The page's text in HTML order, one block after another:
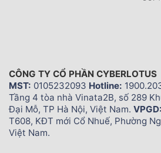
CÔNG TY CỔ PHẦN CYBERLOTUS
MST: 0105232093 Hotline:
Tầng 4 tòa nhà Vinata2B, số 289
Đại Mỗ, TP Hà Nội, Việt Nam. VPGD:
T608, KĐT mới Cổ Nhuế, Phường
Việt Nam.